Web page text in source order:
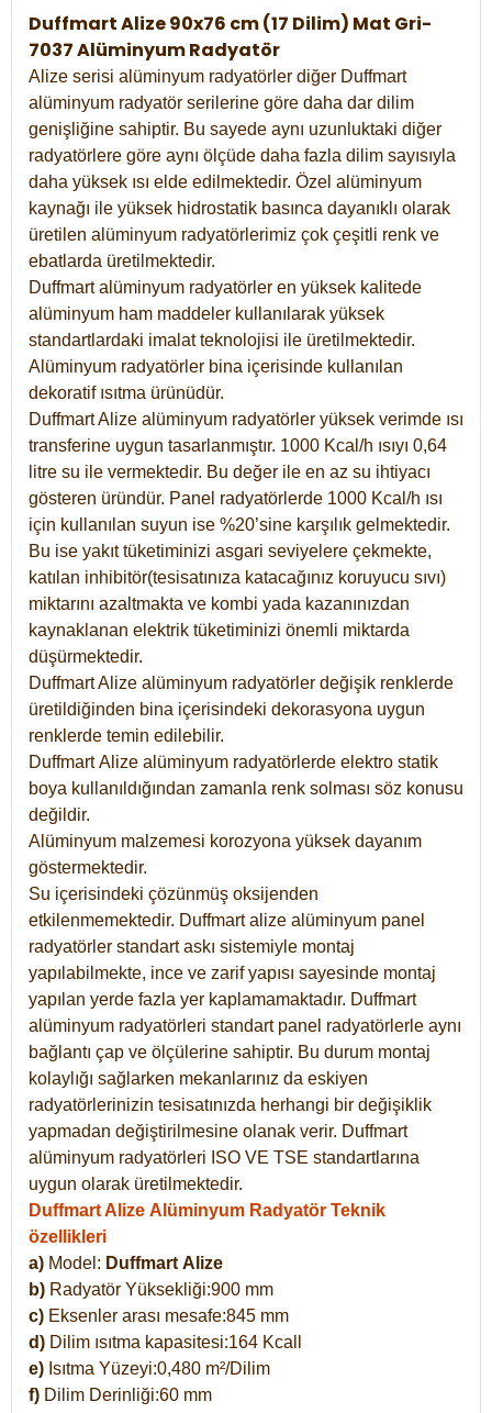
Duffmart Alize 90x76 cm (17 Dilim) Mat Gri-
7037 Alüminyum Radyatör
Alize serisi alüminyum radyatörler diğer Duffmart
alüminyum radyatör serilerine göre daha dar dilim
genişliğine sahiptir. Bu sayede aynı uzunluktaki diğer
radyatörlere göre aynı ölçüde daha fazla dilim sayısıyla
daha yüksek ısı elde edilmektedir. Özel alüminyum
kaynağı ile yüksek hidrostatik basınca dayanıklı olarak
üretilen alüminyum radyatörlerimiz çok çeşitli renk ve
ebatlarda üretilmektedir.
Duffmart alüminyum radyatörler en yüksek kalitede
alüminyum ham maddeler kullanılarak yüksek
standartlardaki imalat teknolojisi ile üretilmektedir.
Alüminyum radyatörler bina içerisinde kullanılan
dekoratif ısıtma ürünüdür.
Duffmart Alize alüminyum radyatörler yüksek verimde ısı
transferine uygun tasarlanmıştır. 1000 Kcal/h ısıyı 0,64
litre su ile vermektedir. Bu değer ile en az su ihtiyacı
gösteren üründür. Panel radyatörlerde 1000 Kcal/h ısı
için kullanılan suyun ise %20’sine karşılık gelmektedir.
Bu ise yakıt tüketiminizi asgari seviyelere çekmekte,
katılan inhibitör(tesisatınıza katacağınız koruyucu sıvı)
miktarını azaltmakta ve kombi yada kazanınızdan
kaynaklanan elektrik tüketiminizi önemli miktarda
düşürmektedir.
Duffmart Alize alüminyum radyatörler değişik renklerde
üretildiğinden bina içerisindeki dekorasyona uygun
renklerde temin edilebilir.
DuffmartAlize alüminyum radyatörlerde elektro statik
boya kullanıldığından zamanla renk solması söz konusu
değildir.
Alüminyum malzemesi korozyona yüksek dayanım
göstermektedir.
Su içerisindeki çözünmüş oksijenden
etkilenmemektedir. Duffmart alize alüminyum panel
radyatörler standart askı sistemiyle montaj
yapılabilmekte, ince ve zarif yapısı sayesinde montaj
yapılan yerde fazla yer kaplamamaktadır. Duffmart
alüminyum radyatörleri standart panel radyatörlerle aynı
bağlantı çap ve ölçülerine sahiptir. Bu durum montaj
kolaylığı sağlarken mekanlarınız da eskiyen
radyatörlerinizin tesisatınızda herhangi bir değişiklik
yapmadan değiştirilmesine olanak verir. Duffmart
alüminyum radyatörleri ISO VE TSE standartlarına
uygun olarak üretilmektedir.
Duffmart Alize Alüminyum Radyatör Teknik
özellikleri
a) Model: Duffmart Alize
b) Radyatör Yüksekliği:900 mm
c) Eksenler arası mesafe:845 mm
d) Dilim ısıtma kapasitesi:164 Kcall
e) Isıtma Yüzeyi:0,480 m²/Dilim
f) Dilim Derinliği:60 mm